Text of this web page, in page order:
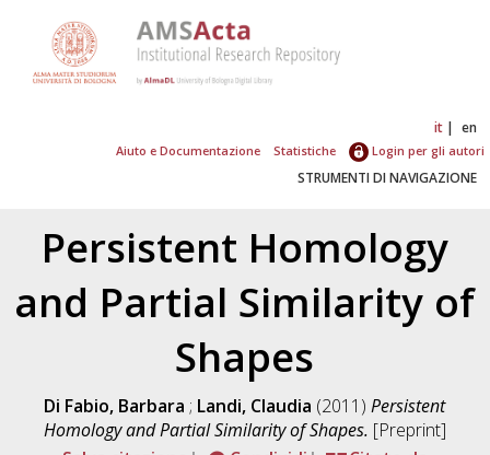
it en
Aiuto e Documentazione Statistiche Login per gli autori
STRUMENTI DI NAVIGAZIONE
Persistent Homology
and Partial Similarity of
Shapes
Di Fabio, Barbara ; Landi, Claudia (2011)Persistent
Homology and Partial Similarity of Shapes. [Preprint]